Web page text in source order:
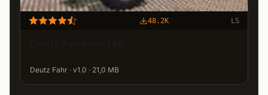
48.2K LS
Deutz Fahr · v1.0 · 21,0 MB